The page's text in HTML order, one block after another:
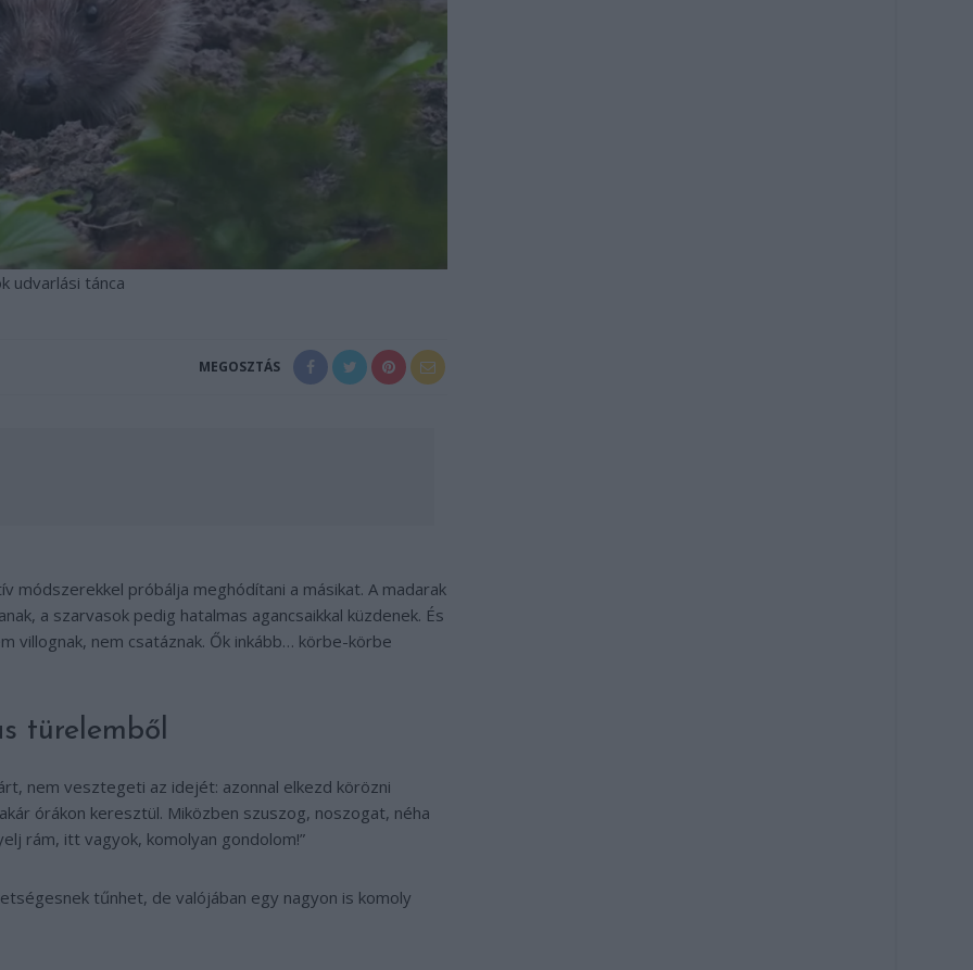
udvarlási tánca
MEGOSZTÁS
módszerekkel próbálja meghódítani a másikat. A madarak
a szarvasok pedig hatalmas agancsaikkal küzdenek. És
villognak, nem csatáznak. Ők inkább… körbe-körbe
türelemből
nem vesztegeti az idejét: azonnal elkezd körözni
órákon keresztül. Miközben szuszog, noszogat, néha
rám, itt vagyok, komolyan gondolom!”
tűnhet, de valójában egy nagyon is komoly